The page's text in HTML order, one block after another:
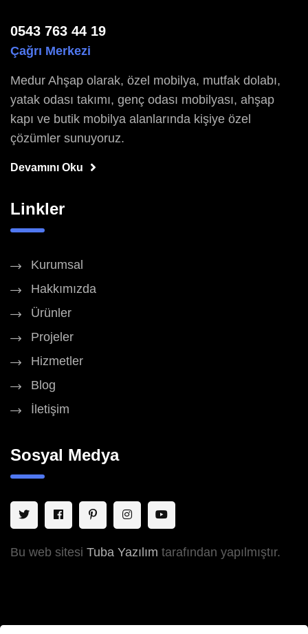
0543 763 44 19
Çağrı Merkezi
Medur Ahşap olarak, özel mobilya, mutfak dolabı,
yatak odası takımı, genç odası mobilyası, ahşap
kapı ve butik mobilya alanlarında kişiye özel
çözümler sunuyoruz.
Devamını Oku
Linkler
Kurumsal
Hakkımızda
Ürünler
Projeler
Hizmetler
Blog
İletişim
Sosyal Medya
Bu web sitesi Tuba Yazılım tarafından yapılmıştır.